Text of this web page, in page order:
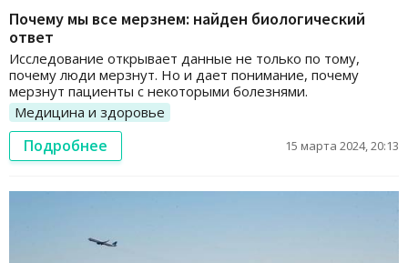
Почему мы все мерзнем: найден биологический
ответ
Исследование открывает данные не только по тому,
почему люди мерзнут. Но и дает понимание, почему
мерзнут пациенты с некоторыми болезнями.
Медицина и здоровье
Подробнее 15 марта 2024, 20:13